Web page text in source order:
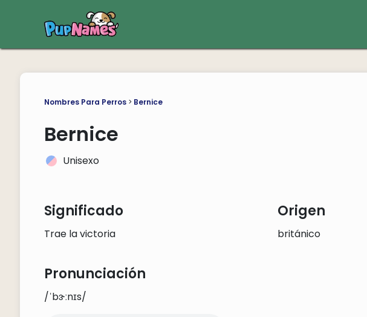
Nombres Para Perros> Bernice
Bernice
Unisexo
Significado
Trae la victoria
Origen
británico
Pronunciación
/ˈbɝːnɪs/